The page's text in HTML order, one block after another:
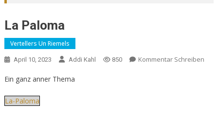
La Paloma
Vertellers Un Riemels
April 10, 2023 Addi Kahl 850 Kommentar Schreiben
Ein ganz anner Thema
La-Paloma